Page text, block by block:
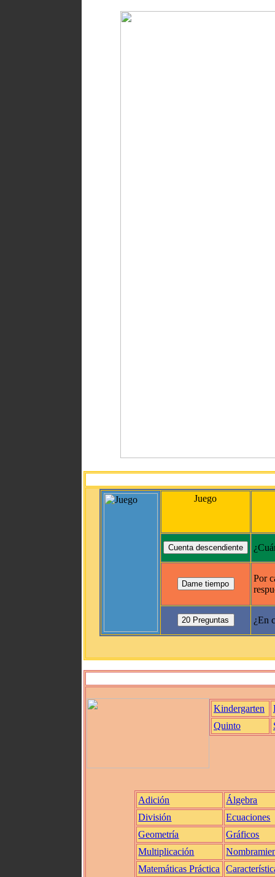
Juego
Por
¿En
Kindergarten
Quinto
Adición
Álgebra
División
Ecuaciones
Geometría
Gráficos
Multiplicación
Matemáticas Práctica